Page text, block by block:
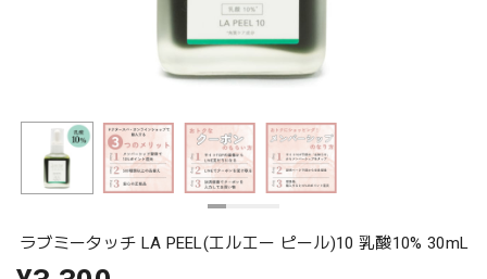
ラブミータッチ LA PEEL(エルエー ピール)10 乳酸10% 30mL